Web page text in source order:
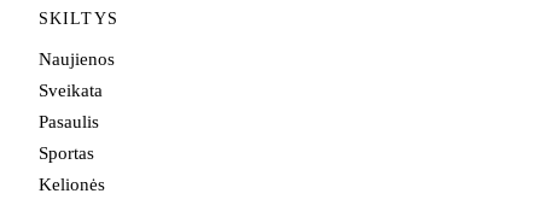
SKILTYS
Naujienos
Sveikata
Pasaulis
Sportas
Kelionės